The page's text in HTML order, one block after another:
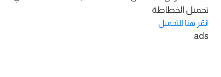
تحميل الخطاطة
انقر هنا للتحميل
ads